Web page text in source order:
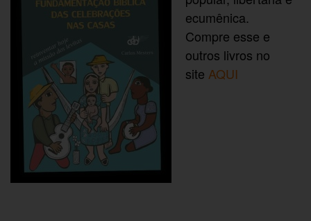
ecumênica.
Compre esse e
outros livros no
siteAQUI